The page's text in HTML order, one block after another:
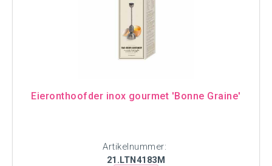
Eieronthoofder inox gourmet 'Bonne Graine'
Artikelnummer:
21.LTN4183M